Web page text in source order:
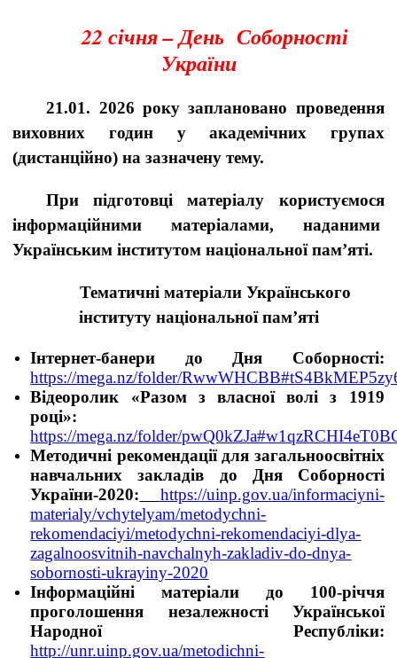
22 січня – День Соборності
України
21.01. 2026 року заплановано проведення
виховних годин у академічних групах
(дистанційно) на зазначену тему.
При підготовці матеріалу користуємося
інформаційними матеріалами, наданими
Українським інститутом національної пам’яті.
Тематичні матеріали Українського
інституту національної пам’яті
Інтернет-банери до Дня Соборності:
https://mega.nz/folder/
Відеоролик «Разом з власної волі з 1919
році»:
https://mega.nz/folder/
Методичні рекомендації для загальноосвітніх
навчальних закладів до Дня Соборності
України-2020:
https://uinp.gov.ua/informaciyni-
materialy/vchytelyam/metodychni-
rekomendaciyi/metodychni-rekomendaciyi-dlya-
zagalnoosvitnih-navchalnyh-zakladiv-do-dnya-
sobornosti-ukrayiny-2020
Інформаційні матеріали до 100-річчя
проголошення незалежності Української
Народної Республіки:
http://unr.uinp.gov.ua/metodichni-